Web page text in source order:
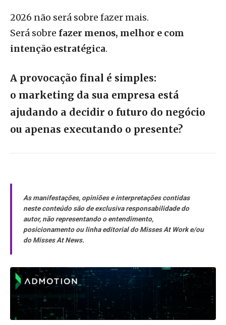
2026 não será sobre fazer mais.
Será sobre fazer menos, melhor e com
intenção estratégica.
A provocação final é simples:
o marketing da sua empresa está
ajudando a decidir o futuro do negócio
ou apenas executando o presente?
As manifestações, opiniões e interpretações contidas
neste conteúdo são de exclusiva responsabilidade do
autor, não representando o entendimento,
posicionamento ou linha editorial do Misses At Work e/ou
do Misses At News.